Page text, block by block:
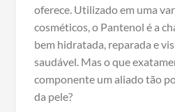
oferece. Utilizado em uma
cosméticos, o Pantenol é a
bem hidratada, reparada e
saudável. Mas o que
componente um aliado tão
da pele?